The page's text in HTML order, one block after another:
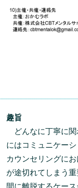
趣旨
どんなに丁寧に関
にはコミュニケー
カウンセリングに
が途切れてしまう
間に離脱するケー